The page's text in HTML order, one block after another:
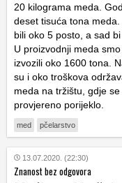
20 kilograma meda.
deset tisuća tona
bili oko 5 posto, a sad
U proizvodnji meda
izvozili oko 1600 tona.
su i oko troškova
meda na tržištu, gdje
provjereno porijeklo.
med pčelarstvo
13.07.2020. (22:30)
Znanost bez odgovora